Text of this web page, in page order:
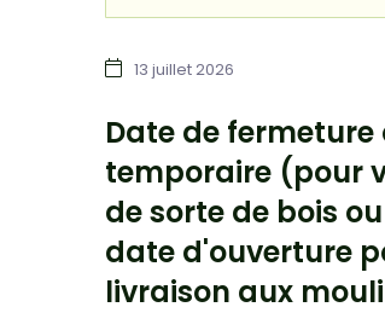
13 juillet 2026
Date de
temporaire (pour
de sorte de bois
date d'ouverture
livraison aux